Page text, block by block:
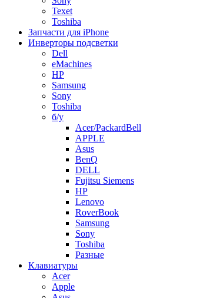
Texet
Toshiba
Запчасти для iPhone
Инверторы подсветки
Dell
eMachines
HP
Samsung
Sony
Toshiba
б/у
Acer/PackardBell
APPLE
Asus
BenQ
DELL
Fujitsu Siemens
HP
Lenovo
RoverBook
Samsung
Sony
Toshiba
Разные
Клавиатуры
Acer
Apple